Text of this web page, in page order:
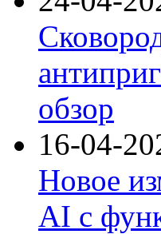
обзор
16-04-
Новое
AI с